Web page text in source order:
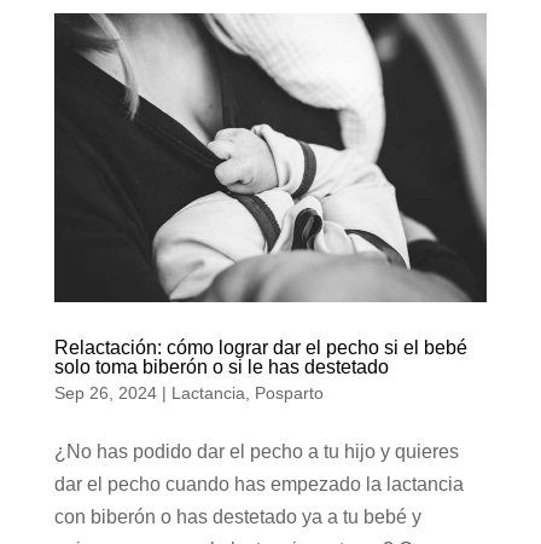
Relactación: cómo lograr dar el pecho si el bebé
solo toma biberón o si le has destetado
Sep 26, 2024| Lactancia, Posparto
¿No has podido dar el pecho a tu hijo y quieres
dar el pecho cuando has empezado la lactancia
con biberón o has destetado ya a tu bebé y